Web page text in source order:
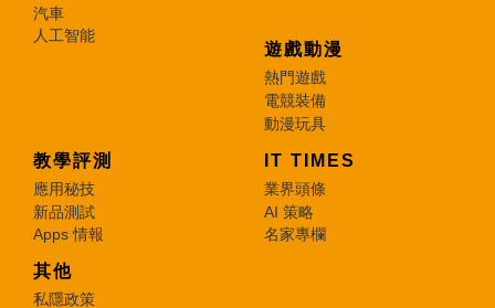
汽車
人工智能
遊戲動漫
熱門遊戲
電競裝備
動漫玩具
教學評測
應用秘技
新品測試
Apps 情報
IT TIMES
業界頭條
AI 策略
名家專欄
其他
私隱政策